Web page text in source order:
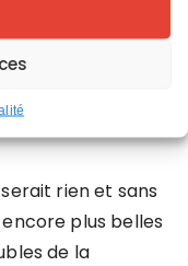
soleil, électrise
rien et sans
plus belles
de la